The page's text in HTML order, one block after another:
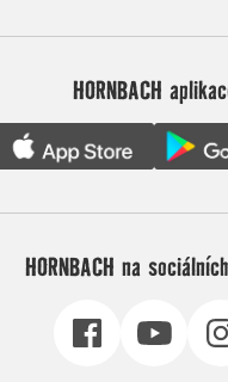
HORNBACH
HORNBACH na